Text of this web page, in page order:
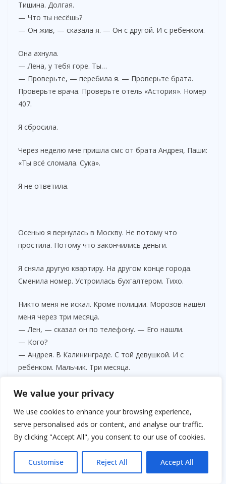
We value your privacy
We use cookies to enhance your browsing experience,
serve personalised ads or content, and analyse our traffic.
By clicking "Accept All", you consent to our use of cookies.
Customise Reject All Accept All
Тишина. Долгая.
— Что ты несёшь?
— Он жив, — сказала я. — Он с другой. И с ребёнком.
Она ахнула.
— Лена, у тебя горе. Ты…
— Проверьте, — перебила я. — Проверьте брата.
Проверьте врача. Проверьте отель «Астория». Номер
407.
Я сбросила.
Через неделю мне пришла смс от брата Андрея, Паши:
«Ты всё сломала. Сука».
Я не ответила.
Осенью я вернулась в Москву. Не потому что
простила. Потому что закончились деньги.
Я сняла другую квартиру. На другом конце города.
Сменила номер. Устроилась бухгалтером. Тихо.
Никто меня не искал. Кроме полиции. Морозов нашёл
меня через три месяца.
— Лен, — сказал он по телефону. — Его нашли.
— Кого?
— Андрея. В Калининграде. С той девушкой. И с
ребёнком. Мальчик. Три месяца.
Я села на пол кухни.
— Возбуждено дело. Мошенничество.
Фальсификация смерти. Статья.
— Мне что делать?
— Приехать. Дать показания.